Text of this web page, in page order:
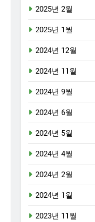
2025년 2월
2025년 1월
2024년 12월
2024년 11월
2024년 9월
2024년 6월
2024년 5월
2024년 4월
2024년 2월
2024년 1월
2023년 11월